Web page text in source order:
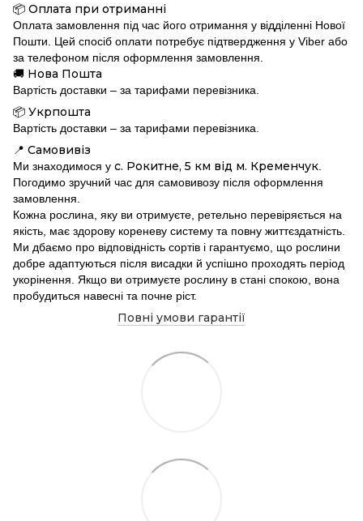
📦 Оплата при отриманні
Оплата замовлення під час його отримання у відділенні Нової
Пошти. Цей спосіб оплати потребує підтвердження у Viber або
за телефоном після оформлення замовлення.
🚚 Нова Пошта
Вартість доставки – за тарифами перевізника.
📦 Укрпошта
Вартість доставки – за тарифами перевізника.
📍 Самовивіз
Ми знаходимося у с. Рокитне, 5 км від м. Кременчук
Погодимо зручний час для самовивозу після оформлення
замовлення.
Кожна рослина, яку ви отримуєте, ретельно перевіряється на
якість, має здорову кореневу систему та повну життєздатність.
Ми дбаємо про відповідність сортів і гарантуємо, що рослини
добре адаптуються після висадки й успішно проходять період
укорінення. Якщо ви отримуєте рослину в стані спокою, вона
пробудиться навесні та почне ріст.
Повні умови гарантії